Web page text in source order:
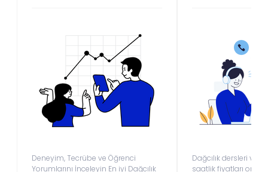
Deneyim, Tecrübe ve Öğrenci
Yorumlarını İnceleyin En iyi Dağcılık
Dağcılık dersleri
saatlik fiyatları